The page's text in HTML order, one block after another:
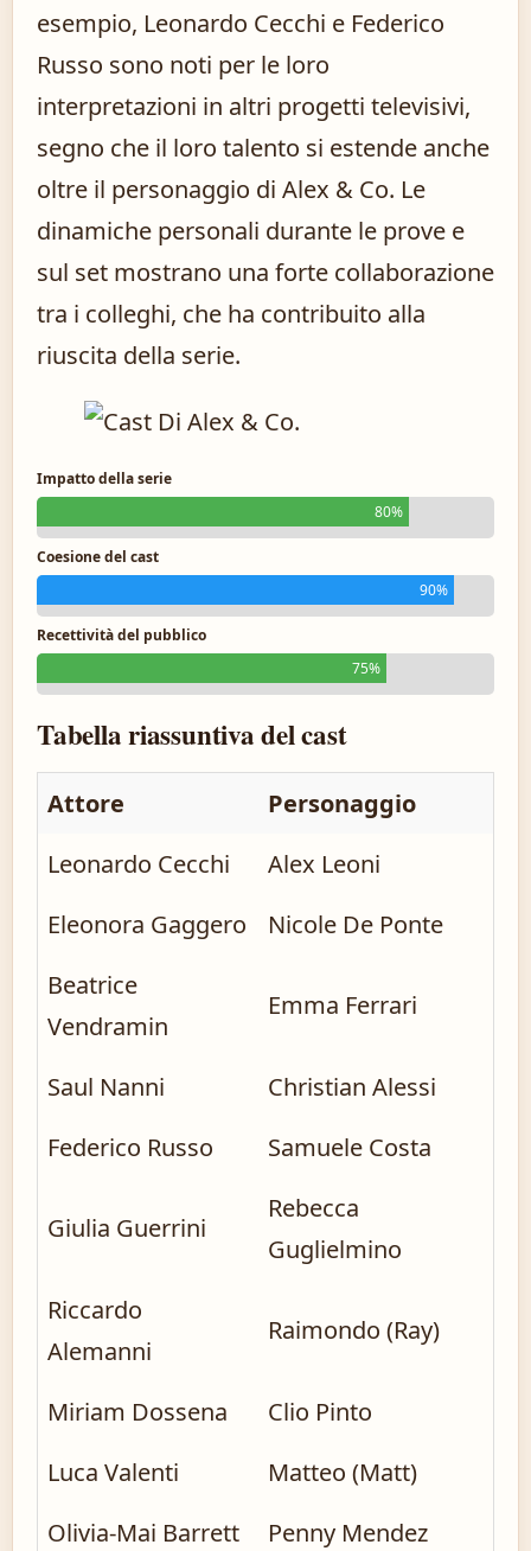
esempio, Leonardo Cecchi e Federico
Russo sono noti per le loro
interpretazioni in altri progetti televisivi,
segno che il loro talento si estende anche
oltre il personaggio di Alex & Co. Le
dinamiche personali durante le prove e
sul set mostrano una forte collaborazione
tra i colleghi, che ha contribuito alla
riuscita della serie.
Impatto della serie
80%
Coesione del cast
90%
Recettività del pubblico
75%
Tabella riassuntiva del cast
Attore
Personaggio
Leonardo Cecchi
Alex Leoni
Eleonora Gaggero
Nicole De Ponte
Beatrice
Vendramin
Emma Ferrari
Saul Nanni
Christian Alessi
Federico Russo
Samuele Costa
Giulia Guerrini
Rebecca
Guglielmino
Riccardo
Alemanni
Raimondo (Ray)
Miriam Dossena
Clio Pinto
Luca Valenti
Matteo (Matt)
Olivia-Mai Barrett
Penny Mendez